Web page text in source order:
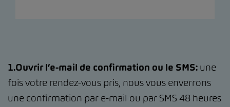
1.Ouvrir l’e-mail de confirmation ou le SMS: une
fois votre rendez-vous pris, nous vous enverrons
une confirmation par e-mail ou par SMS 48 heures